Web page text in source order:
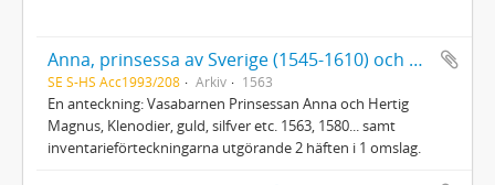
Anna, prinsessa av Sverige (1545-1610) och Magnus, hertig (1542-1595) : Förteckningar över inventarier
SE S-HS Acc1993/208 Arkiv 1563
En anteckning: Vasabarnen Prinsessan Anna och Hertig
Magnus, Klenodier, guld, silfver etc. 1563, 1580... samt
inventarieförteckningarna utgörande 2 häften i 1 omslag.